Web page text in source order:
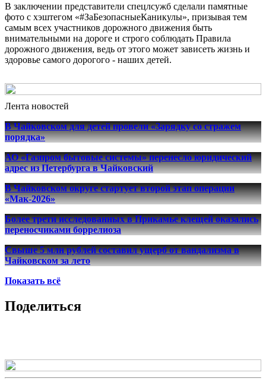
В заключении представители спецлсужб сделали памятные
фото с хэштегом «#ЗаБезопасныеКаникулы», призывая тем
самым всех участников дорожного движения быть
внимательными на дороге и строго соблюдать Правила
дорожного движения, ведь от этого может зависеть жизнь и
здоровье самого дорогого - наших детей.
Лента новостей
В Чайковском для детей провели «Зарядку со стражем
порядка»
АО «Газпром бытовые системы» перенесло юридический
адрес из Петербурга в Чайковский
В Чайковском округе стартует второй этап операции
«Мак-2026»
Более трети исследованных в Прикамье клещей оказались
переносчиками боррелиоза
Свыше 5 млн рублей составил ущерб от вандализма в
Чайковском за лето
Показать всё
Поделиться